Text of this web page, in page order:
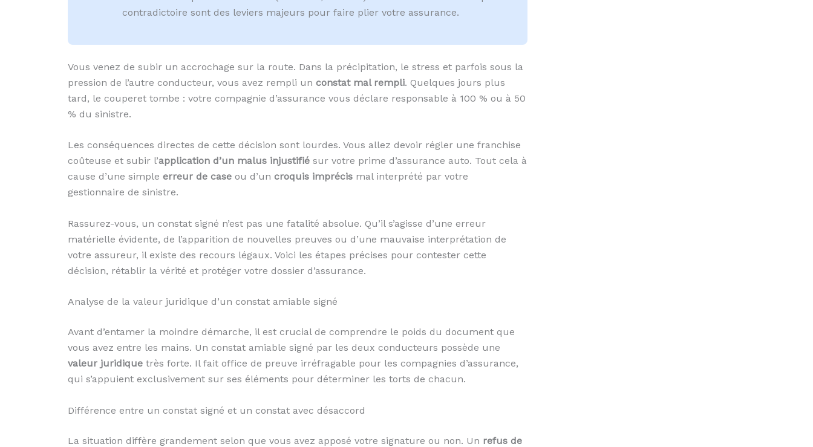
contradictoire sont des leviers majeurs pour faire plier votre assurance.
Vous venez de subir un accrochage sur la route. Dans la précipitation, le stress et parfois sous la
pression de l’autre conducteur, vous avez rempli un constat mal rempli. Quelques jours plus
tard, le couperet tombe : votre compagnie d’assurance vous déclare responsable à 100 % ou à 50
% du sinistre.
Les conséquences directes de cette décision sont lourdes. Vous allez devoir régler une franchise
coûteuse et subir l’application d’un malus injustifié sur votre prime d’assurance auto. Tout cela à
cause d’une simple erreur de case ou d’un croquis imprécis mal interprété par votre
gestionnaire de sinistre.
Rassurez-vous, un constat signé n’est pas une fatalité absolue. Qu’il s’agisse d’une erreur
matérielle évidente, de l’apparition de nouvelles preuves ou d’une mauvaise interprétation de
votre assureur, il existe des recours légaux. Voici les étapes précises pour contester cette
décision, rétablir la vérité et protéger votre dossier d’assurance.
Analyse de la valeur juridique d’un constat amiable signé
Avant d’entamer la moindre démarche, il est crucial de comprendre le poids du document que
vous avez entre les mains. Un constat amiable signé par les deux conducteurs possède une
valeur juridique très forte. Il fait office de preuve irréfragable pour les compagnies d’assurance,
qui s’appuient exclusivement sur ses éléments pour déterminer les torts de chacun.
Différence entre un constat signé et un constat avec désaccord
La situation diffère grandement selon que vous avez apposé votre signature ou non. Un refus de